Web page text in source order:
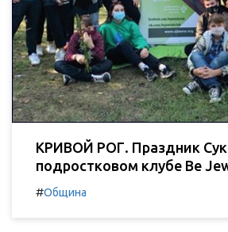
КРИВОЙ РОГ. Праздник
подростковом клубе Be
#Община